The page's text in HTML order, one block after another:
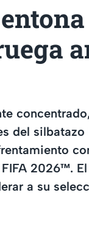
del
2026™.
a su